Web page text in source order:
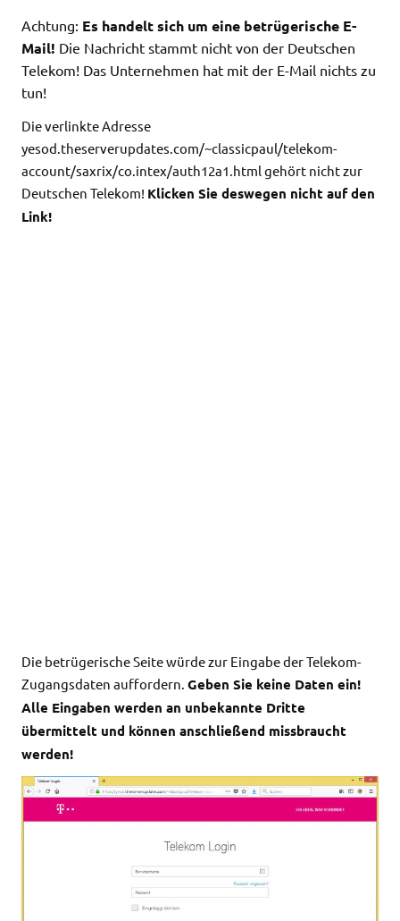
Achtung: Es handelt sich um eine betrügerische E-
Mail! Die Nachricht stammt nicht von der Deutschen
Telekom! Das Unternehmen hat mit der E-Mail nichts zu
tun!
Die verlinkte Adresse
yesod.theserverupdates.com/~classicpaul/telekom-
account/saxrix/co.intex/auth12a1.html gehört nicht zur
Deutschen Telekom! Klicken Sie deswegen nicht auf den
Link!
Die betrügerische Seite würde zur Eingabe der Telekom-
Zugangsdaten auffordern. Geben Sie keine Daten ein!
Alle Eingaben werden an unbekannte Dritte
übermittelt und können anschließend missbraucht
werden!